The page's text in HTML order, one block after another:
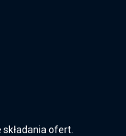
ofert.